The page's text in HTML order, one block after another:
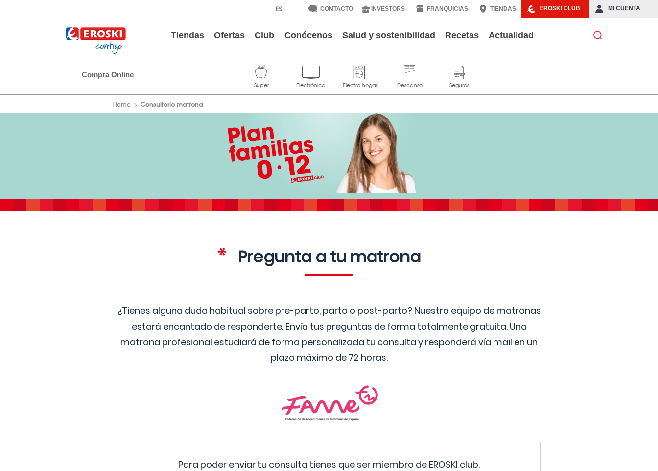
EROSKI CLUB MI CUENTA
CONTACTO INVESTORS FRANQUICIAS TIENDAS
Tiendas Ofertas Club Conócenos Salud y sostenibilidad Recetas Actualidad
Compra Online
Home Consultorio matrona
Pregunta a tu matrona
¿Tienes alguna duda habitual sobre pre-parto, parto o post-parto? Nuestro equipo de matronas
estará encantado de responderte. Envía tus preguntas de forma totalmente gratuita. Una
matrona profesional estudiará de forma personalizada tu consulta y responderá vía mail en un
plazo máximo de 72 horas.
Para poder enviar tu consulta tienes que ser miembro de EROSKI club.